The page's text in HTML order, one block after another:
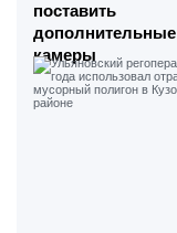
поставить
дополнительные
камеры